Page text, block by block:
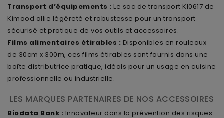
Transport d’équipements : Le sac de transport KI0617 de
Kimood allie légèreté et robustesse pour un transport
sécurisé et pratique de vos outils et accessoires.
Films alimentaires étirables : Disponibles en rouleaux
de 30cm x 300m, ces films étirables sont fournis dans une
boîte distributrice pratique, idéals pour un usage en cuisine
professionnelle ou industrielle.
LES MARQUES PARTENAIRES DE NOS ACCESSOIRES
Biodata Bank : Innovateur dans la prévention des risques